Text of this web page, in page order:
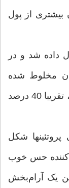
بیشتری از پول
داده شد و در
مخلوط شده
بود.افرادی که این ماده را مصرف کردند، تقریبا 40 درصد
شکل
کننده حس خوب
یک آرام‌بخش